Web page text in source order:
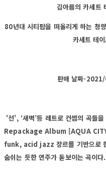
김아름의 카세트
80년대 시티팝을 떠올리게 하는 청
카세트 테
판매 날짜-
'선', ‘새벽’등 레트로 컨셉의 곡
Repackage Album [AQUA CITY]
funk, acid jazz 장르를 기반으로
숨쉬는 듯한 연주가 돋보이는 곡이다.